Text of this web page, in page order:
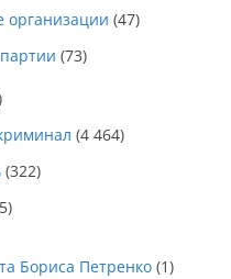
(47)
(73)
(4 464)
(322)
Бориса Петренко (1)